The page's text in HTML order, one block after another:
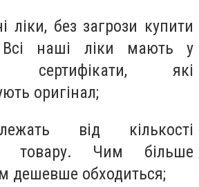
ліки, без загрози купити
Всі наші ліки мають у
сертифікати, які
оригінал;
від кількості
товару. Чим більше
дешевше обходиться;